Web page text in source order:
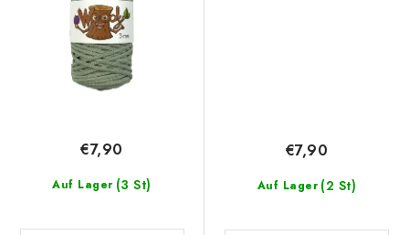
Auf Lager (3 St)
€7,90
Auf Lager (2 St)
€7,90